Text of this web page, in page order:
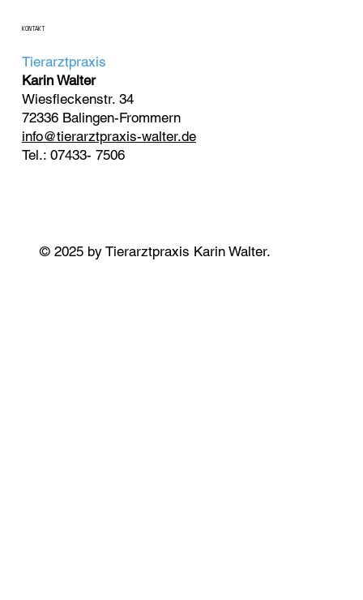
KONTAKT
Tierarztpraxis
Karin Walter
Wiesfleckenstr. 34
72336 Balingen-Frommern
info@tierarztpraxis-walter.de
Tel.: 07433- 7506
© 2025 by Tierarztpraxis Karin Walter.